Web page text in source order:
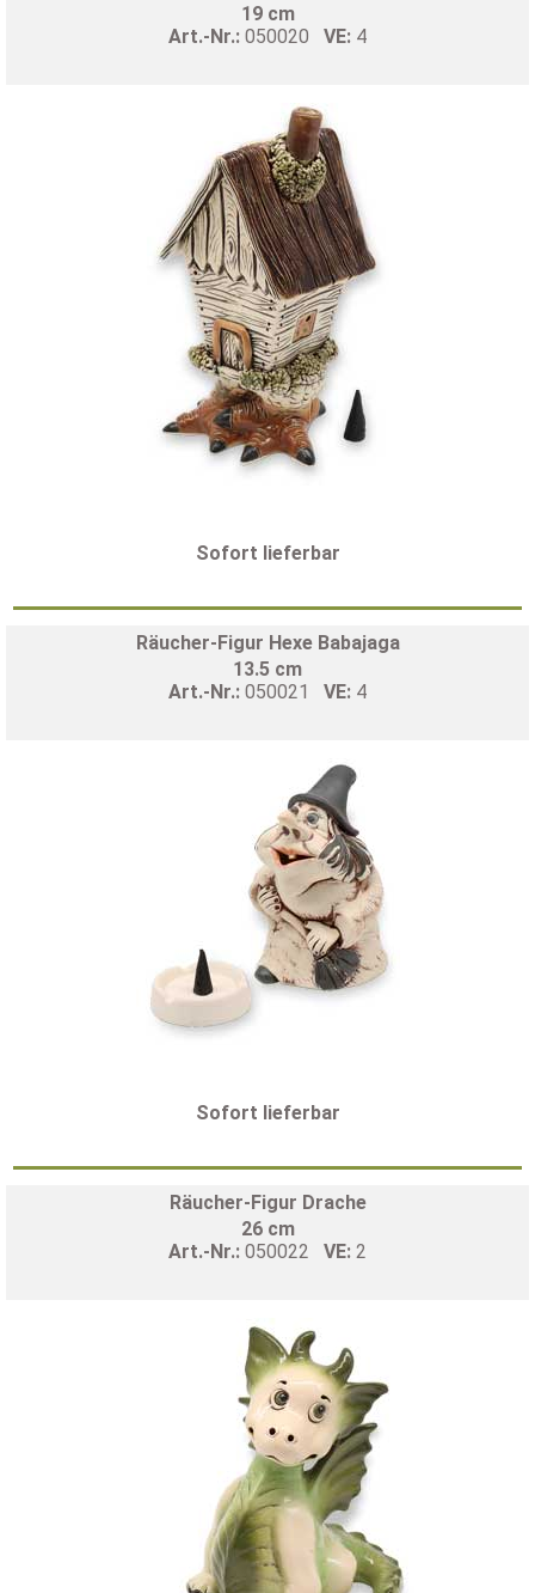
19 cm
Art.-Nr.: 050020 VE: 4
Sofort lieferbar
Räucher-Figur Hexe Babajaga
13.5 cm
Art.-Nr.: 050021 VE: 4
Sofort lieferbar
Räucher-Figur Drache
26 cm
Art.-Nr.: 050022 VE: 2